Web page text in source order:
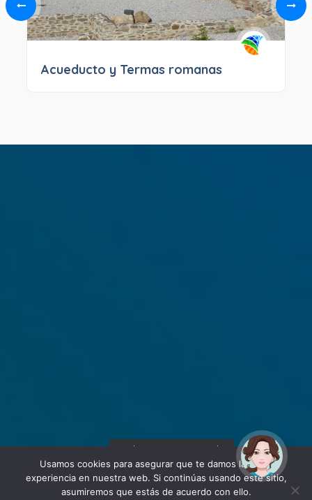
Acueducto y Termas romanas
Usamos cookies para asegurar que te damos la mejor
experiencia en nuestra web. Si continúas usando este sitio,
asumiremos que estás de acuerdo con ello.
¡Hola! Soy Noy. ¿Puedo
ayudarte?